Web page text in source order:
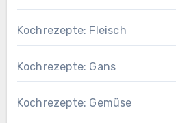
Kochrezepte: Fleisch
Kochrezepte: Gans
Kochrezepte: Gemüse